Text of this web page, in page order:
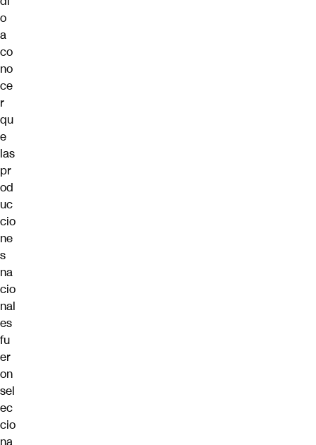
o
a
co
no
ce
r
qu
e
las
pr
od
uc
cio
ne
s
na
cio
nal
es
fu
er
on
sel
ec
cio